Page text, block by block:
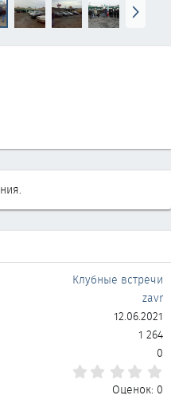
В
п
р
Клубные встречи
zavr
12.06.2021
1 264
0
Оценок: 0